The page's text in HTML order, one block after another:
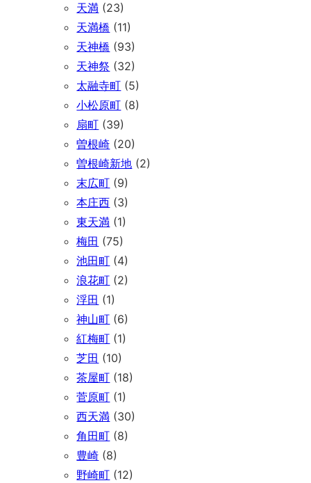
天満 (23)
天満橋 (11)
天神橋 (93)
天神祭 (32)
太融寺町 (5)
小松原町 (8)
扇町 (39)
曽根崎 (20)
曽根崎新地 (2)
末広町 (9)
本庄西 (3)
東天満 (1)
梅田 (75)
池田町 (4)
浪花町 (2)
浮田 (1)
神山町 (6)
紅梅町 (1)
芝田 (10)
茶屋町 (18)
菅原町 (1)
西天満 (30)
角田町 (8)
豊崎 (8)
野崎町 (12)